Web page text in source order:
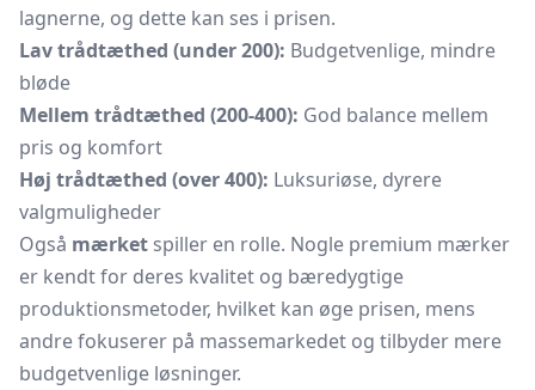
lagnerne, og dette kan ses i prisen.
Lav trådtæthed (under 200): Budgetvenlige, mindre
bløde
Mellem trådtæthed (200-400): God balance mellem
pris og komfort
Høj trådtæthed (over 400): Luksuriøse, dyrere
valgmuligheder
Også mærket spiller en rolle. Nogle premium mærker
er kendt for deres kvalitet og bæredygtige
produktionsmetoder, hvilket kan øge prisen, mens
andre fokuserer på massemarkedet og tilbyder mere
budgetvenlige løsninger.